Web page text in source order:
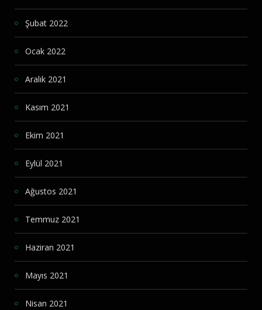
Şubat 2022
Ocak 2022
Aralık 2021
Kasım 2021
Ekim 2021
Eylül 2021
Ağustos 2021
Temmuz 2021
Haziran 2021
Mayıs 2021
Nisan 2021